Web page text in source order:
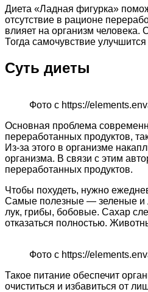
Диета «Ладная фигурка»
отсутствие в рационе
влияет на организм человека.
Тогда самочувствие
Суть диеты
Фото с https://
Основная проблема
переработанных продуктов,
Из-за этого в организме
организма. В связи с этим
переработанных продуктов.
Чтобы похудеть, нужно
Самые полезные — зеленые и
лук, грибы, бобовые. Сахар
отказаться полностью.
Фото с https://
Такое питание обеспечит
очиститься и избавиться от